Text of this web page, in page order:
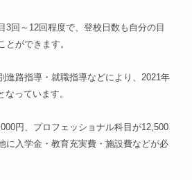
3回～12回程度で、登校日数も自分の目
とができます。
進路指導・就職指導などにより、2021年
っています。
円、プロフェッショナル科目が12,500
に入学金・教育充実費・施設費などが必